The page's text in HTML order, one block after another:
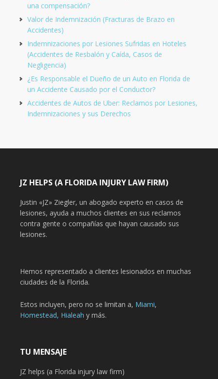
una compensación?
Valor de Indemnización (Fracturas de Brazo en
Accidentes)
Indemnizaciones por Lesiones Sufridas en Hoteles
(Accidentes de Resbalón y Caída, Casos de
Negligencia)
¿Es Responsable el Dueño de un Auto en Florida de
un Accidente Causado por el Conductor?
Accidentes de Autos de Uber: Reclamos por Lesiones,
Indemnizaciones y sus Derechos
JZ HELPS (A FLORIDA INJURY LAW FIRM)
Justin «JZ» Ziegler, un abogado experto en casos de
lesiones, ayuda a muchos clientes en sus reclamos
contra gente o compañías que hayan causado sus
lesiones.
Hemos representado a clientes lesionados en muchas
ciudades de la Florida.
Estos incluyen, pero no se limitan a, Miami,
Homestead, Hialeah y más.
TU MENSAJE
JZ helps (a Florida injury law firm)